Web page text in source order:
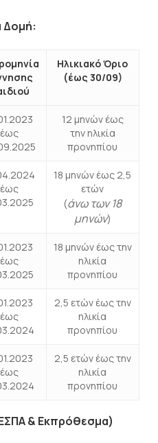
Δομή:
Ηλικιακό Όριο
(έως 30/09)
έως
12 μηνών έως
την ηλικία
προνηπίου
έως
18 μηνών έως 2,5
ετών
(άνω των 18
μηνών)
έως
18 μηνών έως την
ηλικία
προνηπίου
έως
2,5 ετών έως την
ηλικία
προνηπίου
έως
2,5 ετών έως την
ηλικία
προνηπίου
& Εκπρόθεσμα)